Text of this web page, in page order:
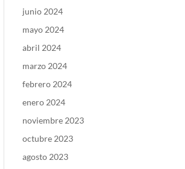
junio 2024
mayo 2024
abril 2024
marzo 2024
febrero 2024
enero 2024
noviembre 2023
octubre 2023
agosto 2023